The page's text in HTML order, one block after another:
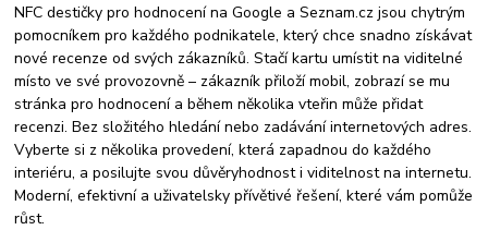
NFC destičky pro hodnocení na Google a Seznam.cz jsou chytrým
pomocníkem pro každého podnikatele, který chce snadno získávat
nové recenze od svých zákazníků. Stačí kartu umístit na viditelné
místo ve své provozovně – zákazník přiloží mobil, zobrazí se mu
stránka pro hodnocení a během několika vteřin může přidat
recenzi. Bez složitého hledání nebo zadávání internetových adres.
Vyberte si z několika provedení, která zapadnou do každého
interiéru, a posilujte svou důvěryhodnost i viditelnost na internetu.
Moderní, efektivní a uživatelsky přívětivé řešení, které vám pomůže
růst.